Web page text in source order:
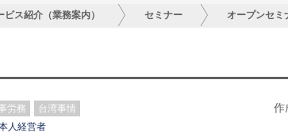
ビス紹介（業務案内） セミナー オープンセミ
労務 台湾事情 作
人経営者